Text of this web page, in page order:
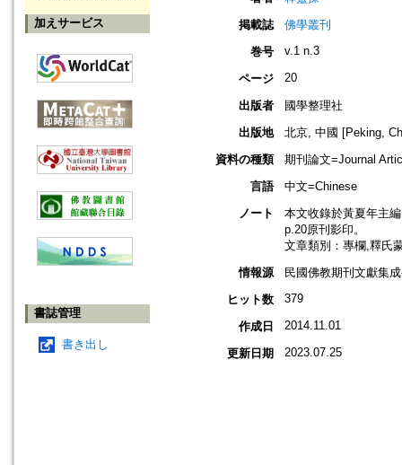
加えサービス
書誌管理
書き出し
掲載誌
佛學叢刊
巻号
v.1 n.3
ページ 20
出版者
國學整理社
出版地
北京, 中國 [Peking,
資料の種類
期刊論文=Journal
言語
中文=Chinese
ノート
本文收錄於黃夏年主
p.20原刊影印。
文章類別：專欄,釋氏
情報源
民國佛教期刊文獻集
ヒット数
379
作成日 2014.11.01
更新日期 2023.07.25